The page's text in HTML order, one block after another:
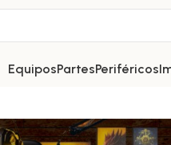
equipos partes periféricos